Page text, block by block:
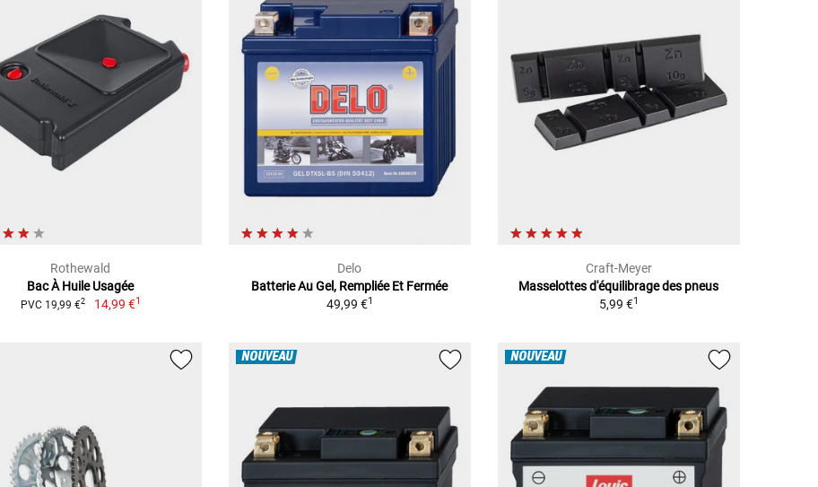
Rothewald
Bac À Huile Usagée
PVC 19,99 €2 14,99 €1
Delo
Batterie Au Gel, Rempliée Et Fermée
49,99 €1
Craft-Meyer
Masselottes d'équilibrage des pneus
5,99 €1
NOUVEAU NOUVEAU